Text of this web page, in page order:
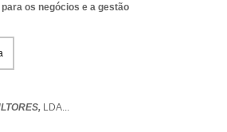
os negócios e a gestão
LDA...